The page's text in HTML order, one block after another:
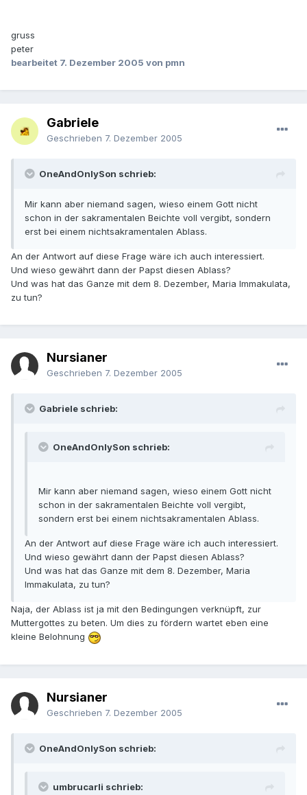
gruss
peter
bearbeitet 7. Dezember 2005 von pmn
Gabriele
Geschrieben 7. Dezember 2005
OneAndOnlySon schrieb:
Mir kann aber niemand sagen, wieso einem Gott nicht
schon in der sakramentalen Beichte voll vergibt, sondern
erst bei einem nichtsakramentalen Ablass.
An der Antwort auf diese Frage wäre ich auch interessiert.
Und wieso gewährt dann der Papst diesen Ablass?
Und was hat das Ganze mit dem 8. Dezember, Maria Immakulata,
zu tun?
Nursianer
Geschrieben 7. Dezember 2005
Gabriele schrieb:
OneAndOnlySon schrieb:
Mir kann aber niemand sagen, wieso einem Gott nicht
schon in der sakramentalen Beichte voll vergibt,
sondern erst bei einem nichtsakramentalen Ablass.
An der Antwort auf diese Frage wäre ich auch interessiert.
Und wieso gewährt dann der Papst diesen Ablass?
Und was hat das Ganze mit dem 8. Dezember, Maria
Immakulata, zu tun?
Naja, der Ablass ist ja mit den Bedingungen verknüpft, zur
Muttergottes zu beten. Um dies zu fördern wartet eben eine
kleine Belohnung
Nursianer
Geschrieben 7. Dezember 2005
OneAndOnlySon schrieb:
umbrucarli schrieb: